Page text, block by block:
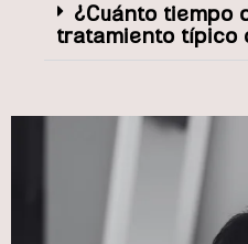
¿Cuánto tiempo
tratamiento típico